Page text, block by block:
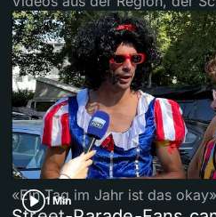
1 Min
«Ein Tag im Jahr ist das okay»